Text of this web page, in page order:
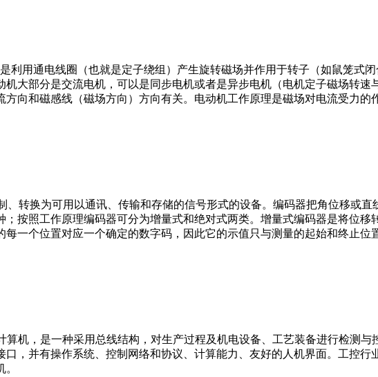
利用通电线圈（也就是定子绕组）产生旋转磁场并作用于转子（如鼠笼式
大部分是交流电机，可以是同步电机或者是异步电机（电机定子磁场转
向和磁感线（磁场方向）方向有关。电动机工作原理是磁场对电流受力的
、转换为可用以通讯、传输和存储的信号形式的设备。编码器把角位移或
按照工作原理编码器可分为增量式和绝对式两类。增量式编码器是将位
一个位置对应一个确定的数字码，因此它的示值只与测量的起始和终止位
算机，是一种采用总线结构，对生产过程及机电设备、工艺装备进行检测
，并有操作系统、控制网络和协议、计算能力、友好的人机界面。工控